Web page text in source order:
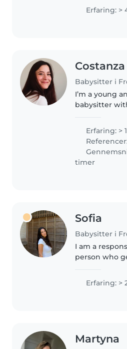
I'm looking
work one to
alongside
Erfaring: >
Costanza
Babysitter i
I’m a young
babysitter
Italian, and
fun activities
crafts, and
comfortable..
Erfaring: >
timer
Sofia
Babysitter i
I am a
person who
focus on
and positive
kids feel
Erfaring: >
Martyna